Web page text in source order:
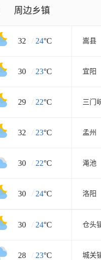
周边乡镇
32 / 24°C 嵩县
30 / 23°C 宜阳
29 / 22°C 三门
32 / 23°C 孟州
30 / 22°C 渑池
30 / 24°C 洛阳
30 / 24°C 仓头
28 / 23°C 城关